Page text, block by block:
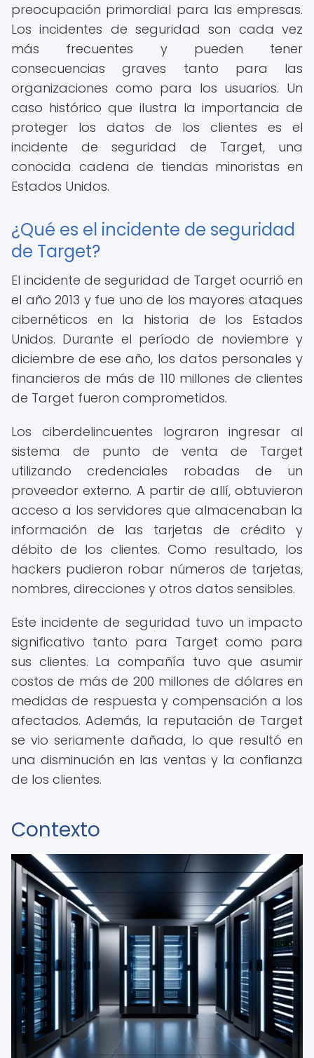
preocupación primordial para las empresas.
Los incidentes de seguridad son cada vez
más frecuentes y pueden tener
consecuencias graves tanto para las
organizaciones como para los usuarios. Un
caso histórico que ilustra la importancia de
proteger los datos de los clientes es el
incidente de seguridad de Target, una
conocida cadena de tiendas minoristas en
Estados Unidos.
¿Qué es el incidente de seguridad
de Target?
El incidente de seguridad de Target ocurrió en
el año 2013 y fue uno de los mayores ataques
cibernéticos en la historia de los Estados
Unidos. Durante el período de noviembre y
diciembre de ese año, los datos personales y
financieros de más de 110 millones de clientes
de Target fueron comprometidos.
Los ciberdelincuentes lograron ingresar al
sistema de punto de venta de Target
utilizando credenciales robadas de un
proveedor externo. A partir de allí, obtuvieron
acceso a los servidores que almacenaban la
información de las tarjetas de crédito y
débito de los clientes. Como resultado, los
hackers pudieron robar números de tarjetas,
nombres, direcciones y otros datos sensibles.
Este incidente de seguridad tuvo un impacto
significativo tanto para Target como para
sus clientes. La compañía tuvo que asumir
costos de más de 200 millones de dólares en
medidas de respuesta y compensación a los
afectados. Además, la reputación de Target
se vio seriamente dañada, lo que resultó en
una disminución en las ventas y la confianza
de los clientes.
Contexto